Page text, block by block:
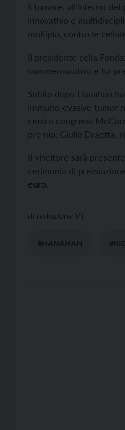
il tumore, all’interno
innovativo e
multiplo, contro le
Il presidente della
commemorativa e ha
Subito dopo Hanahan
immuno-evasive tumor
centro congressi
premio, Giulio Draetta,
Il vincitore sarà
cerimonia di
euro.
di redazione VT
#HANAHAN